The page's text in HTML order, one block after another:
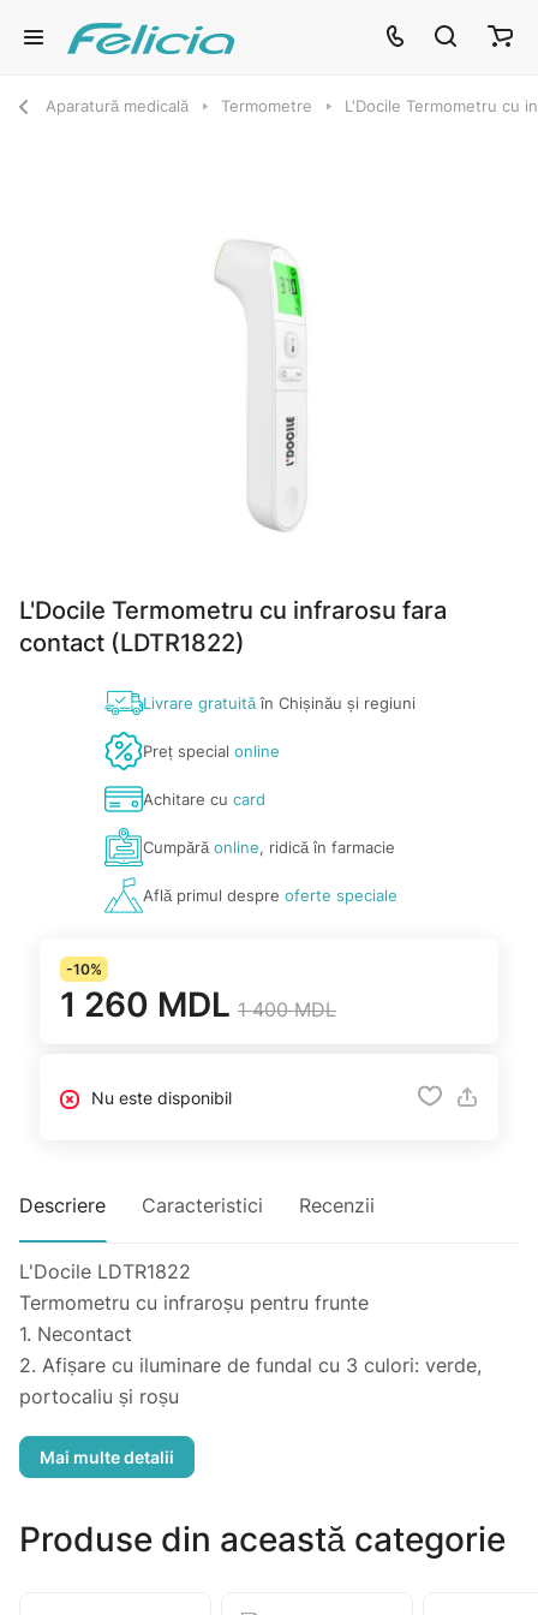
Aparatură medicală Termometre L'Docile Termometru cu
L'Docile Termometru cu infrarosu fara
contact (LDTR1822)
Livrare gratuităîn Chișinău și regiuni
Preț special online
Achitare cu card
Cumpărăonline, ridică în farmacie
Află primul despre oferte speciale
-10%
1 260 MDL 1 400 MDL
Nu este disponibil
Descriere Caracteristici Recenzii
L'Docile LDTR1822
Termometru cu infraroșu pentru frunte
1. Necontact
2. Afișare cu iluminare de fundal cu 3 culori: verde,
portocaliu și roșu
Lumină de fundal portocalie: 37,2 ℃ ~ 38,1 ℃ Medie
Ridicat/Scăzut
3. 9 seturi de măsurători
Produse din această categorie